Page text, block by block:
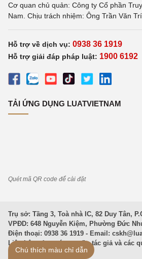
Cơ quan chủ quản: Công ty Cổ phần
Nam. Chịu trách nhiệm: Ông Trần Văn Trí
Hỗ trợ về dịch vụ: 0938 36 1919
Hỗ trợ giải đáp pháp luật: 1900 6192
TẢI ỨNG DỤNG LUATVIETNAM
Quét mã QR code để cài đặt
Trụ sở: Tầng 3, Toà nhà IC, 82 Duy Tân,
VPĐD: 648 Nguyễn Kiệm, Phường Đức
Điện thoại: 0938 36 1919 - Email:
Liên hệ quảng cáo; quyền tác giả và các
thuybt@incom.vn
Chú thích màu chỉ dẫn